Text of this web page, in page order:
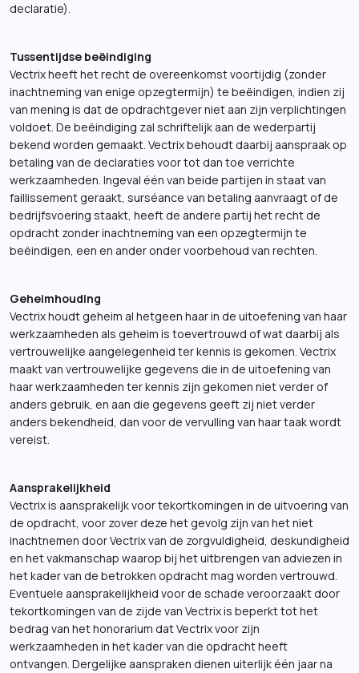
declaratie).
Tussentijdse beëindiging
Vectrix heeft het recht de overeenkomst voortijdig (zonder
inachtneming van enige opzegtermijn) te beëindigen, indien zij
van mening is dat de opdrachtgever niet aan zijn verplichtingen
voldoet. De beëindiging zal schriftelijk aan de wederpartij
bekend worden gemaakt. Vectrix behoudt daarbij aanspraak op
betaling van de declaraties voor tot dan toe verrichte
werkzaamheden. Ingeval één van beide partijen in staat van
faillissement geraakt, surséance van betaling aanvraagt of de
bedrijfsvoering staakt, heeft de andere partij het recht de
opdracht zonder inachtneming van een opzegtermijn te
beëindigen, een en ander onder voorbehoud van rechten.
Geheimhouding
Vectrix houdt geheim al hetgeen haar in de uitoefening van haar
werkzaamheden als geheim is toevertrouwd of wat daarbij als
vertrouwelijke aangelegenheid ter kennis is gekomen. Vectrix
maakt van vertrouwelijke gegevens die in de uitoefening van
haar werkzaamheden ter kennis zijn gekomen niet verder of
anders gebruik, en aan die gegevens geeft zij niet verder
anders bekendheid, dan voor de vervulling van haar taak wordt
vereist.
Aansprakelijkheid
Vectrix is aansprakelijk voor tekortkomingen in de uitvoering van
de opdracht, voor zover deze het gevolg zijn van het niet
inachtnemen door Vectrix van de zorgvuldigheid, deskundigheid
en het vakmanschap waarop bij het uitbrengen van adviezen in
het kader van de betrokken opdracht mag worden vertrouwd.
Eventuele aansprakelijkheid voor de schade veroorzaakt door
tekortkomingen van de zijde van Vectrix is beperkt tot het
bedrag van het honorarium dat Vectrix voor zijn
werkzaamheden in het kader van die opdracht heeft
ontvangen. Dergelijke aanspraken dienen uiterlijk één jaar na